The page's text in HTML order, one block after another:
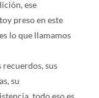
ese
preso en este
lo que llamamos
recuerdos, sus
su